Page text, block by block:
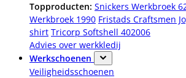
Topproducten: Snickers Werkbroek
Werkbroek 1990 Fristads Craftsmen
shirt Tricorp Softshell 402006
Advies over werkkledij
Werkschoenen
Veiligheidsschoenen